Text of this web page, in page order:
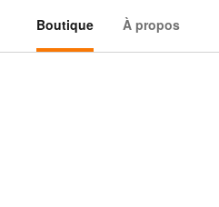
Boutique
À propos